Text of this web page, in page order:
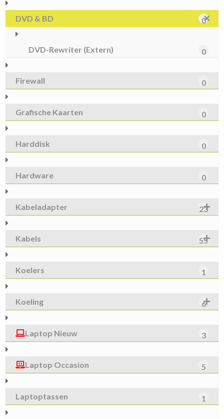
DVD & BD 0
DVD-Rewriter (Extern) 0
Firewall 0
Grafische Kaarten 0
Harddisk 0
Hardware 0
Kabeladapter 23
Kabels 55
Koelers 1
Koeling 6
Laptop Nieuw 3
Laptop Occasion 5
Laptoptassen 1